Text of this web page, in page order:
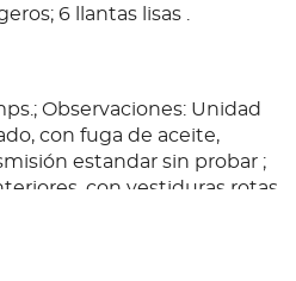
6 llantas lisas .
Observaciones: Unidad
con fuga de aceite,
estandar sin probar ;
con vestiduras rotas
6 llantas lisas .